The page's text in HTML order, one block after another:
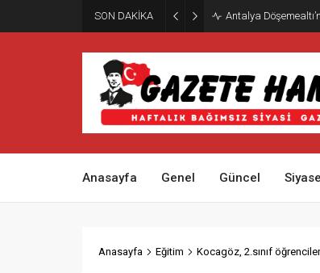
SON DAKİKA Antalya
Anasayfa Genel Güncel
Anasayfa Eğitim Kocagöz, 2.sınıf